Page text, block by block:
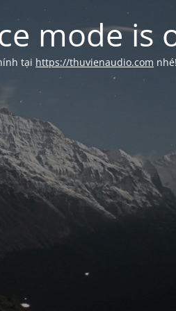
mode is
tại https://thuvienaudio.com